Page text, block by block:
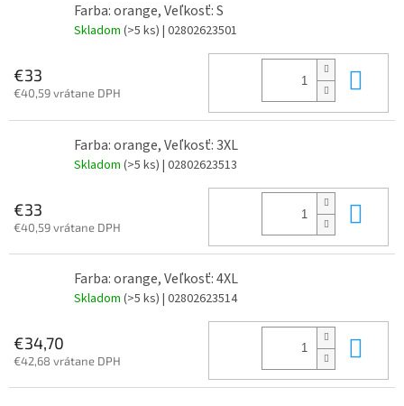
Farba: orange, Veľkosť: S
Skladom (>5 ks) | 02802623501
€33
€40,59 vrátane DPH
Farba: orange, Veľkosť: 3XL
Skladom (>5 ks) | 02802623513
€33
€40,59 vrátane DPH
Farba: orange, Veľkosť: 4XL
Skladom (>5 ks) | 02802623514
€34,70
€42,68 vrátane DPH